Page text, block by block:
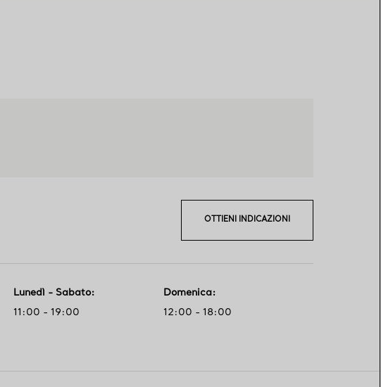
OTTIENI INDICAZIONI
Lunedì - Sabato:
11:00 - 19:00
Domenica:
12:00 - 18:00